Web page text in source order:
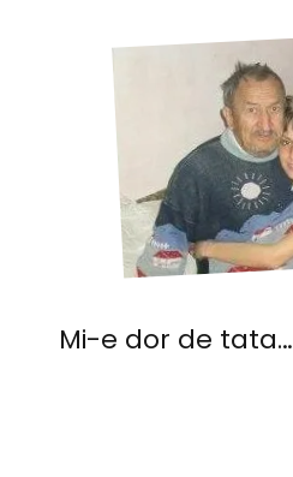
Mi-e dor de tata…